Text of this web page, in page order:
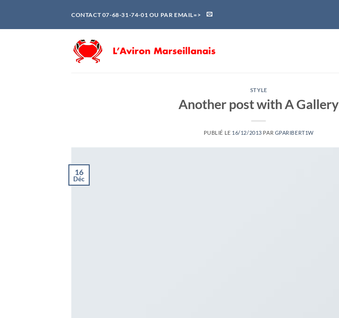
contenu
CONTACT 07-68-31-74-01 OU PAR EMAIL=>
STYLE
Another post with A Gallery
PUBLIÉ LE 16/12/2013 PAR GPARIBERT1W
16
Déc